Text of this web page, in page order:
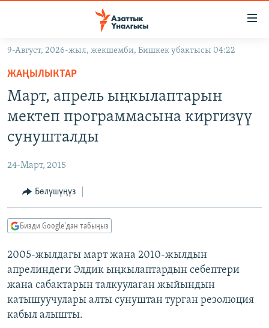
Навигацияга
өтүңүз
Издөөгө
салыңызКЫРГЫЗСТАН
МАДАНИЯТ
ДҮЙНӨ
ТВ ПРОГРАММАЛАР
БҮГҮН АЗАТТЫКТА
ДАНИСТЕ
ЭЖЕ-СИҢДИЛЕР
АЗАТТЫК+
ПОДКАСТ
ОНЛАЙН ШЕРИНЕ
9-Август, 2026-жыл, жекшемби, Бишкек убактысы 04:22
ЖАҢЫЛЫКТАР
Март, апрель ыңкылаптарын
мектеп программасына киргизүү
сунушталды
24-Март, 2015
Бөлүшүңүз
Бизди Google'дан табыңыз
2005-жылдагы март жана 2010-жылдын
апрелиндеги Элдик ыңкылаптардын себептери
жана сабактарын талкуулаган жыйындын
катышуучулары алты сунуштан турган резолюция
кабыл алышты.